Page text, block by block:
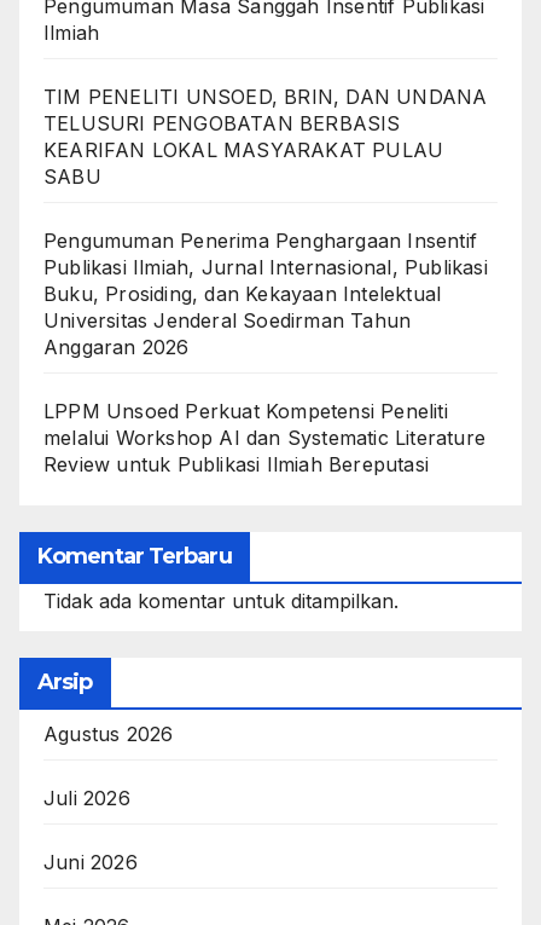
Pengumuman Masa Sanggah Insentif Publikasi
Ilmiah
TIM PENELITI UNSOED, BRIN, DAN UNDANA
TELUSURI PENGOBATAN BERBASIS
KEARIFAN LOKAL MASYARAKAT PULAU
SABU
Pengumuman Penerima Penghargaan Insentif
Publikasi Ilmiah, Jurnal Internasional, Publikasi
Buku, Prosiding, dan Kekayaan Intelektual
Universitas Jenderal Soedirman Tahun
Anggaran 2026
LPPM Unsoed Perkuat Kompetensi Peneliti
melalui Workshop AI dan Systematic Literature
Review untuk Publikasi Ilmiah Bereputasi
Komentar Terbaru
Tidak ada komentar untuk ditampilkan.
Arsip
Agustus 2026
Juli 2026
Juni 2026